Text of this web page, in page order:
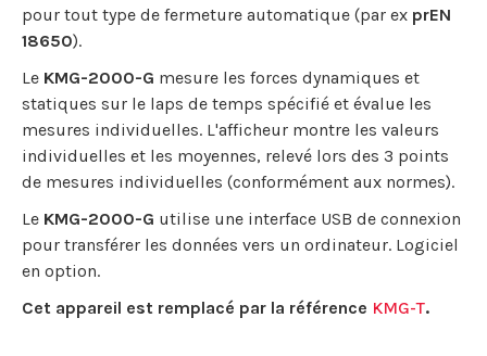
pour tout type de fermeture automatique (par ex prEN
18650).
Le KMG-2000-G mesure les forces dynamiques et
statiques sur le laps de temps spécifié et évalue les
mesures individuelles. L'afficheur montre les valeurs
individuelles et les moyennes, relevé lors des 3 points
de mesures individuelles (conformément aux normes).
Le KMG-2000-G utilise une interface USB de connexion
pour transférer les données vers un ordinateur. Logiciel
en option.
Cet appareil est remplacé par la référence KMG-T.